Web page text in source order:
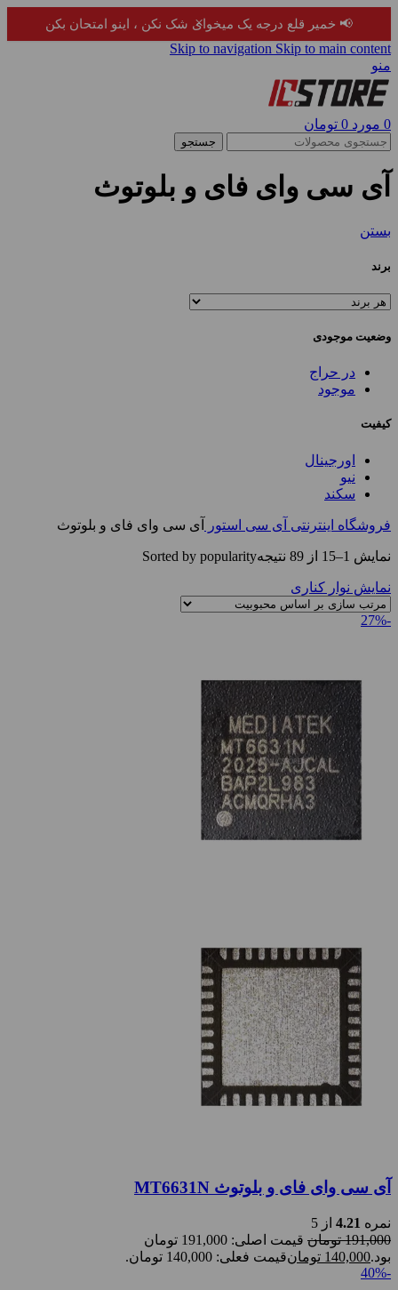
📢 خمیر قلع درجه یک میخوای شک نکن ، اینو امتحان بکن
×
Skip to navigation Skip to main content
منو
0 مورد 0 تومان
جستجو
آی سی وای فای و بلوتوث
بستن
برند
وضعیت موجودی
در حراج
موجود
کیفیت
اورجینال
نیو
سکند
فروشگاه اینترنتی آی سی استور آی سی وای فای و بلوتوث
نمایش 1–15 از 89 نتیجه Sorted by popularity
نمایش نوار کناری
-27%
آی سی وای فای و بلوتوث MT6631N
نمره 4.21 از 5
191,000 تومان
قیمت اصلی: 191,000 تومان
بود.140,000 تومانقیمت فعلی: 140,000 تومان.
-40%